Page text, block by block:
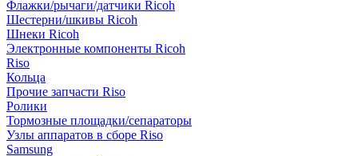
Флажки/рычаги/датчики Ricoh
Шестерни/шкивы Ricoh
Шнеки Ricoh
Электронные компоненты Ricoh
Riso
Кольца
Прочие запчасти Riso
Ролики
Тормозные площадки/сепараторы
Узлы аппаратов в сборе Riso
Samsung